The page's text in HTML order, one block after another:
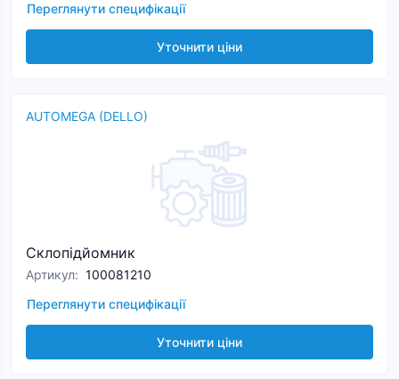
Переглянути специфікації
Уточнити ціни
AUTOMEGA (DELLO)
Склопідйомник
Артикул: 100081210
Переглянути специфікації
Уточнити ціни